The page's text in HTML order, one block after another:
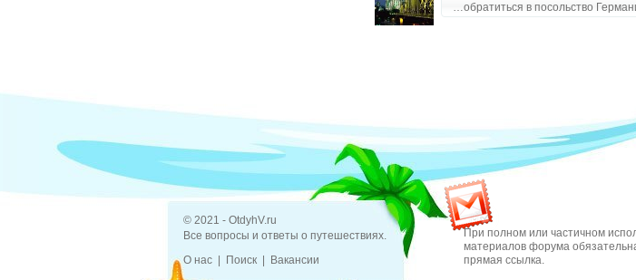
…обратиться в посольство
© 2021 - OtdyhV.ru
Все вопросы и ответы о путешествиях.
О нас
Поиск Вакансии
При полном или частичном
материалов форума
прямая ссылка.